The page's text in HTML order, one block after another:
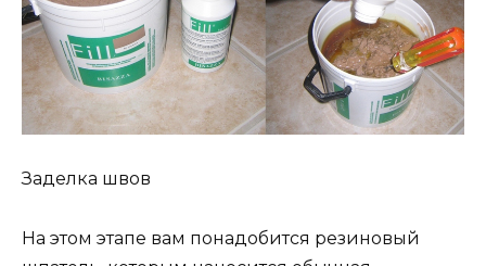
Заделка швов
На этом этапе вам понадобится резиновый